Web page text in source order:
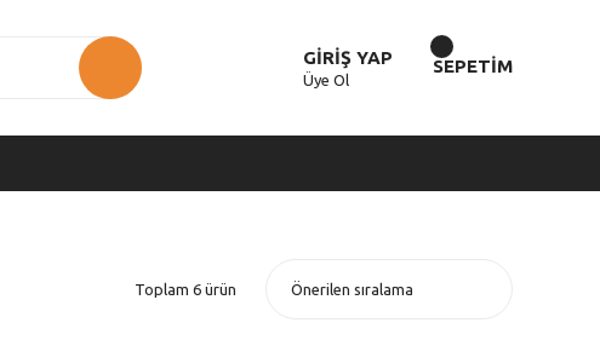
GİRİŞ YAP
Üye Ol
SEPETİM
Toplam 6 ürün